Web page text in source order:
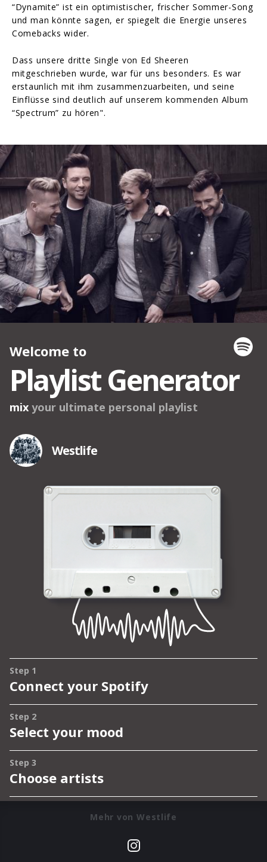
“Dynamite” ist ein optimistischer, frischer Sommer-Song
und man könnte sagen, er spiegelt die Energie unseres
Comebacks wider.
Dass unsere dritte Single von Ed Sheeren
mitgeschrieben wurde, war für uns besonders. Es war
erstaunlich mit ihm zusammenzuarbeiten, und seine
Einflüsse sind deutlich auf unserem kommenden Album
“Spectrum” zu hören".
Mehr von Westlife